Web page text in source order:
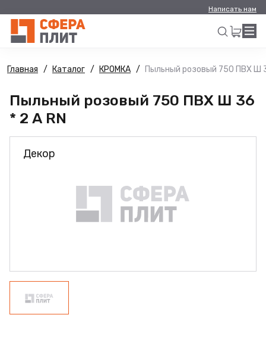
Написать нам
Искать
Главная Каталог КРОМКА Пыльный розовый 750 ПВХ Ш
Пыльный розовый 750 ПВХ Ш 36
* 2 А RN
Декор